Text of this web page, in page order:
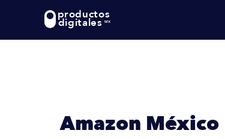
productos
digitales MX
enAmazon México